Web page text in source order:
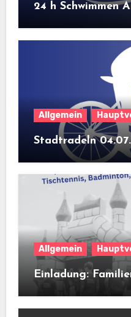
24 h Schwimmen
Allgemein
Stadtradeln
Allgemein
Einladung: